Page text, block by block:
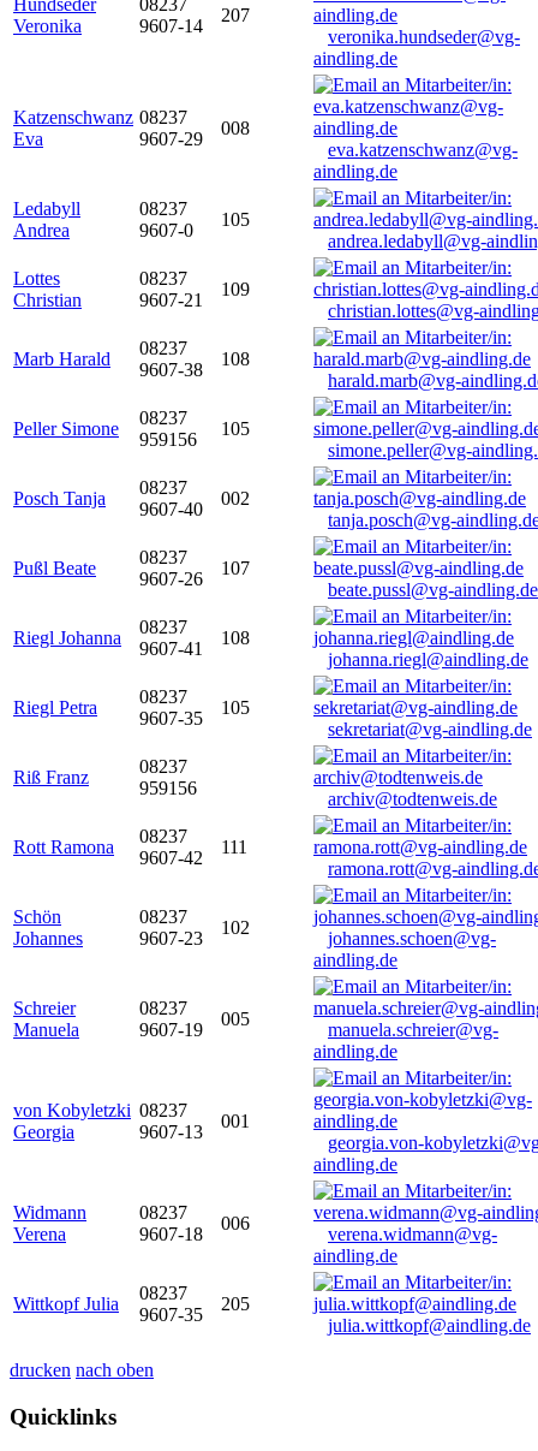
Hundseder
Veronika
08237
9607-14
207
veronika.hundseder@vg-
aindling.de
Katzenschwanz
Eva
08237
9607-29
008
eva.katzenschwanz@vg-
aindling.de
Ledabyll
Andrea
08237
9607-0
105
andrea.ledabyll@vg-
Lottes
Christian
08237
9607-21
109
christian.lottes@vg-
Marb Harald
08237
9607-38
108
harald.marb@vg-
Peller Simone
08237
959156
105
simone.peller@vg-
Posch Tanja
08237
9607-40
002
tanja.posch@vg-
Pußl Beate
08237
9607-26
107
beate.pussl@vg-aindling.de
Riegl Johanna
08237
9607-41
108
johanna.riegl@aindling.de
Riegl Petra
08237
9607-35
105
sekretariat@vg-aindling.de
Riß Franz
08237
959156
archiv@todtenweis.de
Rott Ramona
08237
9607-42
111
ramona.rott@vg-
Schön
Johannes
08237
9607-23
102
johannes.schoen@vg-
aindling.de
Schreier
Manuela
08237
9607-19
005
manuela.schreier@vg-
aindling.de
von Kobyletzki
Georgia
08237
9607-13
001
georgia.von-
aindling.de
Widmann
Verena
08237
9607-18
006
verena.widmann@vg-
aindling.de
Wittkopf Julia
08237
9607-35
205
julia.wittkopf@aindling.de
drucken nach oben
Quicklinks